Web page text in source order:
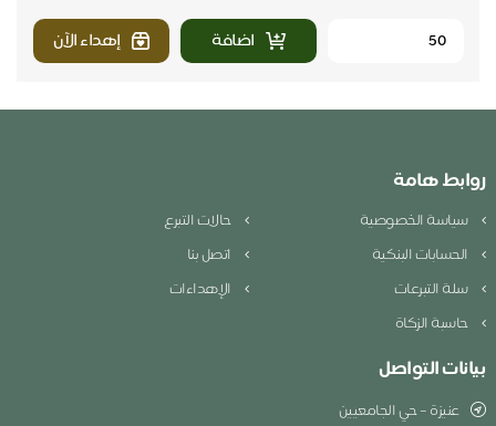
اضافة إهداء الآن
روابط هامة
سياسة الخصوصية
حالات التبرع
الحسابات البنكية
اتصل بنا
سلة التبرعات
الإهداءات
حاسبة الزكاة
بيانات التواصل
عنيزة – حي الجامعيين